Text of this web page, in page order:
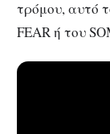
τρόμου, αυτό
FEAR ή του